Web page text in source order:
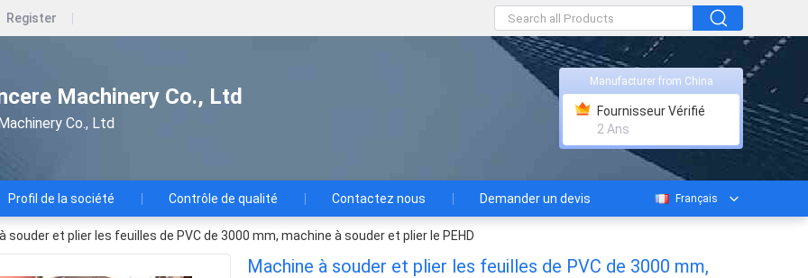
Register
Machinery Co., Ltd
Co., Ltd
Manufacturer from China
Fournisseur Vérifié
2 Ans
Profil de la société Contrôle de qualité Contactez nous Demander un devis Français
souder et plier les feuilles de PVC de 3000 mm, machine à souder et plier le PEHD
Machine à souder et plier les feuilles de PVC de 3000 mm,